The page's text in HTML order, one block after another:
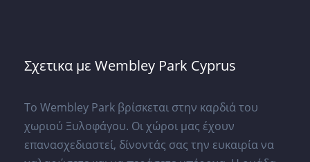
Σχετικα με Wembley Park Cyprus
Το Wembley Park βρίσκεται στην καρδιά του
χωριού Ξυλοφάγου. Οι χώροι μας έχουν
επανασχεδιαστεί, δίνοντάς σας την ευκαιρία να